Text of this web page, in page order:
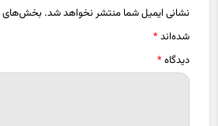
شده‌اند*
دیدگاه*